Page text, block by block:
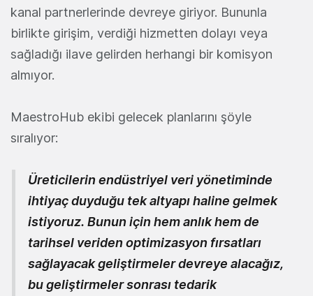
kanal partnerlerinde devreye giriyor. Bununla
birlikte girişim, verdiği hizmetten dolayı veya
sağladığı ilave gelirden herhangi bir komisyon
almıyor.
MaestroHub ekibi gelecek planlarını şöyle
sıralıyor:
Üreticilerin endüstriyel veri yönetiminde
ihtiyaç duyduğu tek altyapı haline gelmek
istiyoruz. Bunun için hem anlık hem de
tarihsel veriden optimizasyon fırsatları
sağlayacak geliştirmeler devreye alacağız,
bu geliştirmeler sonrası tedarik